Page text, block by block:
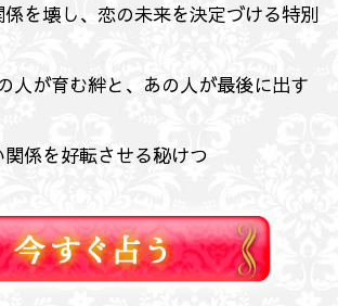
を壊し、恋の未来を決定づける特別
人が育む絆と、あの人が最後に出す
係を好転させる秘けつ